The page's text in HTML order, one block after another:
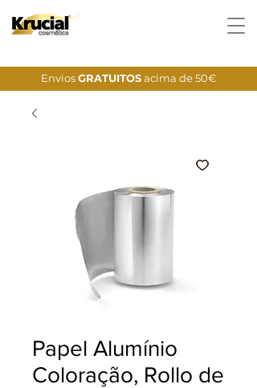
EnviosGRATUITOSacima de 50€
Papel Alumínio
Coloração, Rollo de